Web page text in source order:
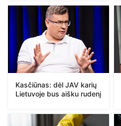
Kasčiūnas: dėl JAV karių
Lietuvoje bus aišku rudenį